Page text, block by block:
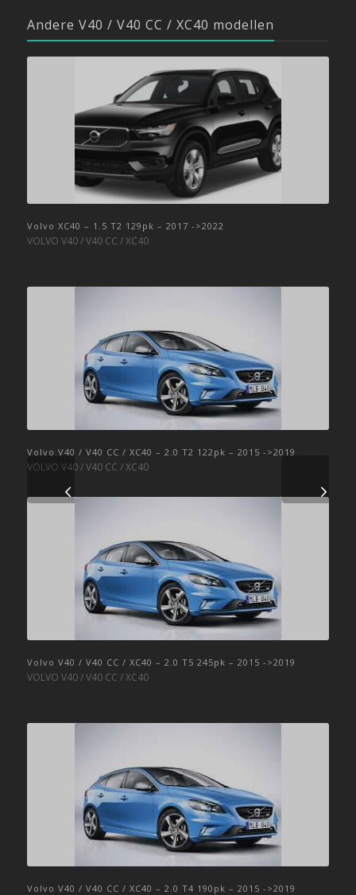
Andere V40 / V40 CC / XC40 modellen
Volvo XC40 – 1.5 T2 129pk – 2017 ->2022
VOLVO V40 / V40 CC / XC40
Volvo V40 / V40 CC / XC40 – 2.0 T2 122pk – 2015 ->2019
VOLVO V40 / V40 CC / XC40
Volvo V40 / V40 CC / XC40 – 2.0 T5 245pk – 2015 ->2019
VOLVO V40 / V40 CC / XC40
Volvo V40 / V40 CC / XC40 – 2.0 T4 190pk – 2015 ->2019